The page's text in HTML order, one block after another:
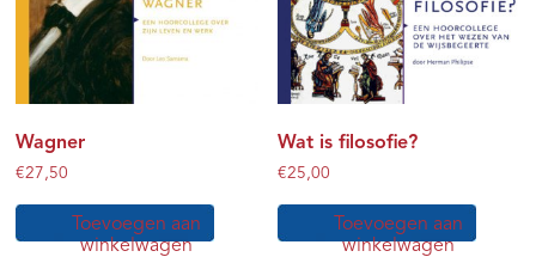
Wagner
€27,50
Toevoegen aan
winkelwagen
Wat is filosofie?
€25,00
Toevoegen aan
winkelwagen